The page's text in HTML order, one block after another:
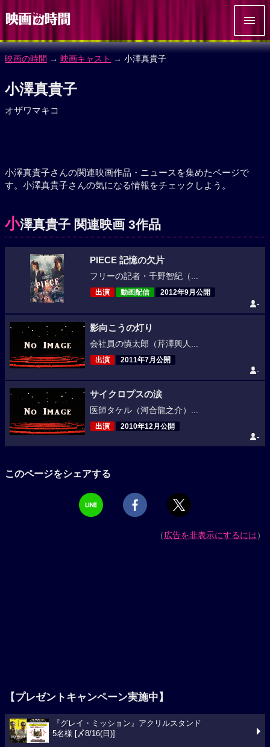
映画の時間 → 映画キャスト → 小澤真貴子
小澤真貴子
オザワマキコ
小澤真貴子さんの関連映画作品・ニュースを集めたページで
す。小澤真貴子さんの気になる情報をチェックしよう。
小澤真貴子 関連映画 3作品
PIECE 記憶の欠片
フリーの記者・千野智紀（...
出演 動画配信 2012年9月公開
-
影向こうの灯り
会社員の慎太郎（芹澤興人...
出演 2011年7月公開
-
サイクロプスの涙
医師タケル（河合龍之介）...
出演 2010年12月公開
-
このページをシェアする
（広告を非表示にするには）
【プレゼントキャンペーン実施中】
『グレイ・ミッション』アクリルスタンド
5名様 [〆8/16(日)]